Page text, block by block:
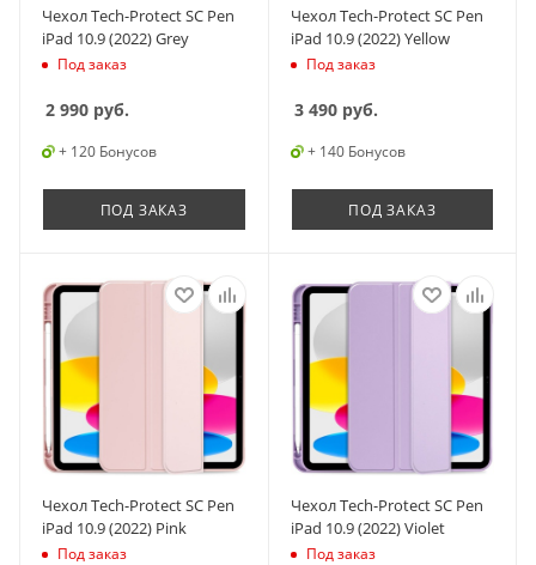
Чехол Tech-Protect SC Pen
iPad 10.9 (2022) Grey
Под заказ
2 990 руб.
+ 120 Бонусов
ПОД ЗАКАЗ
Чехол Tech-Protect SC Pen
iPad 10.9 (2022) Yellow
Под заказ
3 490руб.
+ 140 Бонусов
ПОД ЗАКАЗ
Чехол Tech-Protect SC Pen
iPad 10.9 (2022) Pink
Под заказ
Чехол Tech-Protect SC Pen
iPad 10.9 (2022) Violet
Под заказ